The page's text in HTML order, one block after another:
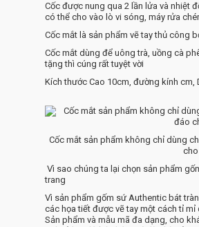
Cốc được nung qua 2 lần lửa và nhiệt
có thể cho vào lò vi sóng, máy rửa
Cốc mắt là sản phẩm vẽ tay thủ công
Cốc mắt dùng để uông trà, uồng cà
tặng thì cúng rất tuyệt vời
Kích thước Cao 10cm, đường kính cm,
Cốc mắt sản phẩm không chỉ dùng
Vì sao chúng ta lại chọn sản phẩm
trang
Vì sản phẩm gốm sứ Authentic bát
các họa tiết được vẽ tay một cách tỉ mỉ
Sản phẩm và mẫu mã đa dạng, cho